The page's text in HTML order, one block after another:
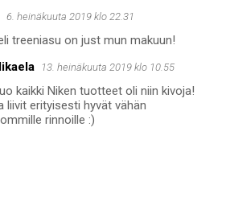
6. heinäkuuta 2019 klo 22.31
treeniasu on just mun makuun!
13. heinäkuuta 2019 klo 10.55
kaikki Niken tuotteet oli niin kivoja!
liivit erityisesti hyvät vähän
rinnoille :)